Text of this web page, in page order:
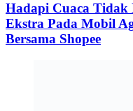
Hadapi Cuaca Tidak
Ekstra Pada Mobil
Bersama Shopee